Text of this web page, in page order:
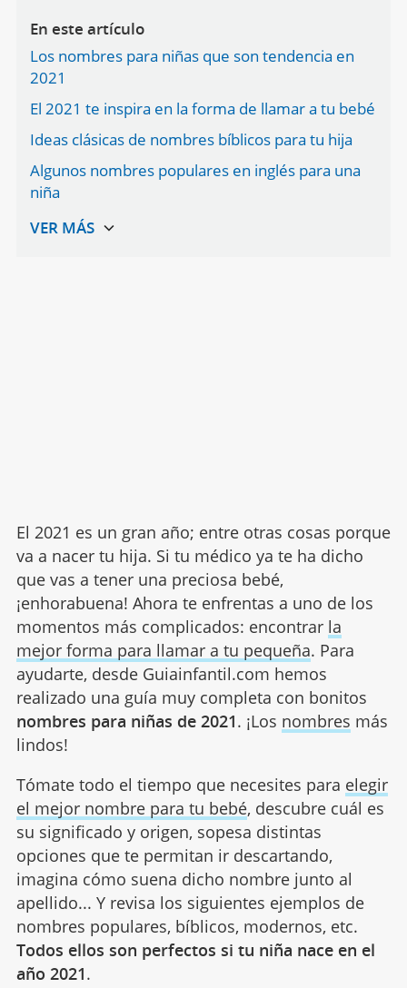
En este artículo
Los nombres para niñas que son tendencia en
2021
El 2021 te inspira en la forma de llamar a tu bebé
Ideas clásicas de nombres bíblicos para tu hija
Algunos nombres populares en inglés para una
niña
El 2021 es un gran año; entre otras cosas porque
va a nacer tu hija. Si tu médico ya te ha dicho
que vas a tener una preciosa bebé,
¡enhorabuena! Ahora te enfrentas a uno de los
momentos más complicados: encontrar la
mejor forma para llamar a tu pequeña. Para
ayudarte, desde Guiainfantil.com hemos
realizado una guía muy completa con bonitos
nombres para niñas de 2021. ¡Los nombres más
lindos!
Tómate todo el tiempo que necesites para elegir
el mejor nombre para tu bebé, descubre cuál es
su significado y origen, sopesa distintas
opciones que te permitan ir descartando,
imagina cómo suena dicho nombre junto al
apellido... Y revisa los siguientes ejemplos de
nombres populares, bíblicos, modernos, etc.
Todos ellos son perfectos si tu niña nace en el
año 2021.